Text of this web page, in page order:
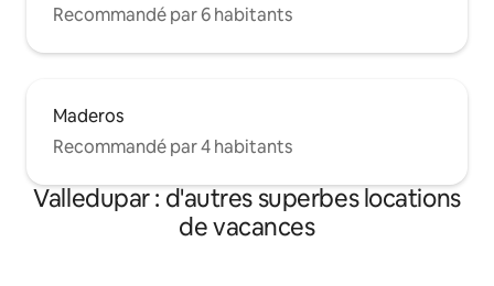
Recommandé par 6 habitants
Maderos
Recommandé par 4 habitants
Valledupar : d'autres superbes locations
de vacances